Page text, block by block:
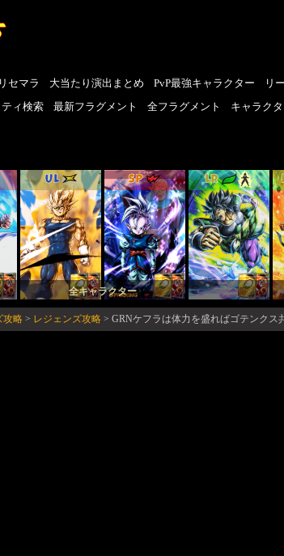
リセマラ 大当たり演出まとめ PvP最強キャラクター
リ
ィ検索 最新フラグメント 全フラグメント
キャラク
UL SP LR
全キャラクター
攻略> レジェンズ攻略> GRNケフラは体力を盛ればゴテンクス